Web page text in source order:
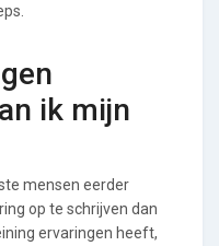
ik mijn
mensen eerder
op te schrijven dan
ervaringen heeft,